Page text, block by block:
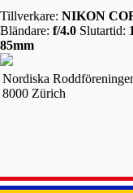
Tillverkare: NIKON
Bländare: f/4.0 Slutartid:
85mm
Nordiska
8000 Zürich